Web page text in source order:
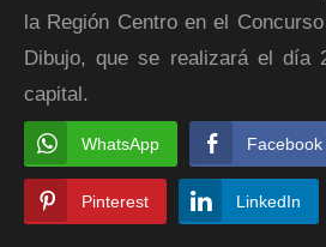
la Región Centro en el
Dibujo, que se realizará el día
capital.
WhatsApp Facebook
Pinterest LinkedIn